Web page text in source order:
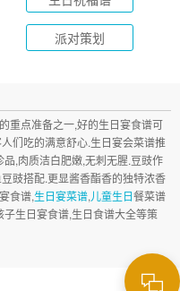
派对策划
重点准备之一,好的生日宴食谱可
们吃的满意舒心.生日宴会菜谱推
,肉质洁白肥嫩,无刺无腥.豆豉作
豉搭配.更显酱香酯香的独特浓香
食谱,生日宴菜谱,儿童生日餐菜谱
子生日宴食谱,生日食谱大全等策